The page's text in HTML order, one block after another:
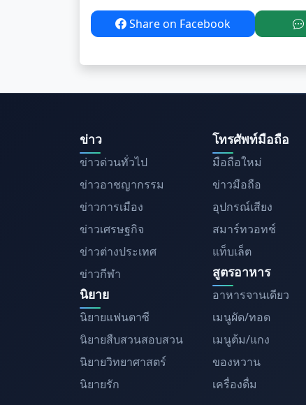
Share on Facebook
ข่าว
ข่าวด่วนทั่วไป
ข่าวอาชญากรรม
ข่าวการเมือง
ข่าวเศรษฐกิจ
ข่าวต่างประเทศ
ข่าวกีฬา
นิยาย
นิยายแฟนตาซี
นิยายสืบสวนสอบสวน
นิยายวิทยาศาสตร์
นิยายรัก
โทรศัพท์มือถือ
มือถือใหม่
ข่าวมือถือ
อุปกรณ์เสียง
สมาร์ทวอทช์
แท็บเล็ต
สูตรอาหาร
อาหารจานเดียว
เมนูผัด/ทอด
เมนูต้ม/แกง
ของหวาน
เครื่องดื่ม